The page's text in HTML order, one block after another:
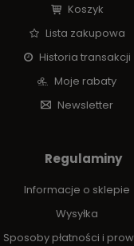
Koszyk
Lista zakupowa
Historia transakcji
Moje rabaty
Newsletter
Regulaminy
Informacje o sklepie
Wysyłka
Sposoby płatności i